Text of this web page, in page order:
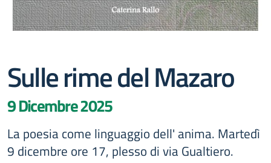
Sulle rime del Mazaro
9 Dicembre 2025
La poesia come linguaggio dell' anima. Martedì
9 dicembre ore 17, plesso di via Gualtiero.